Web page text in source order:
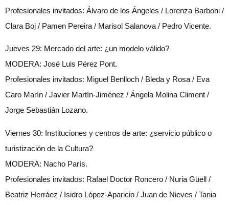
Profesionales invitados: Álvaro de los Ángeles / Lorenza Barboni /
Clara Boj / Pamen Pereira / Marisol Salanova / Pedro Vicente.
Jueves 29: Mercado del arte: ¿un modelo válido?
MODERA: José Luis Pérez Pont.
Profesionales invitados: Miguel Benlloch / Bleda y Rosa / Eva
Caro Marín / Javier Martín-Jiménez / Ángela Molina Climent /
Jorge Sebastián Lozano.
Viernes 30:
Instituciones y centros de arte: ¿servicio público o
turistización de la Cultura?
MODERA: Nacho París.
Profesionales invitados: Rafael Doctor Roncero / Nuria Güell /
Beatriz Herráez / Isidro López-Aparicio / Juan de Nieves / Tania